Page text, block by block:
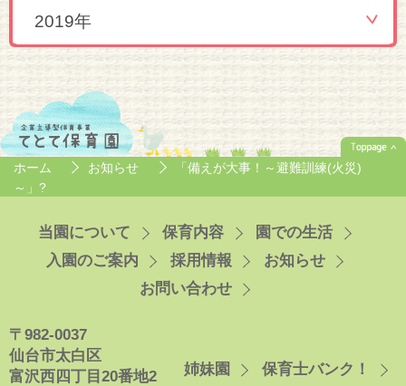
2019年
ホーム お知らせ
「備えが大事！～避難訓練(火災)
～」?
当園について 保育内容
園での生活
入園のご案内
採用情報
お知らせ
お問い合わせ
〒982-0037
仙台市太白区
富沢西四丁目20番地2
姉妹園 保育士バンク！